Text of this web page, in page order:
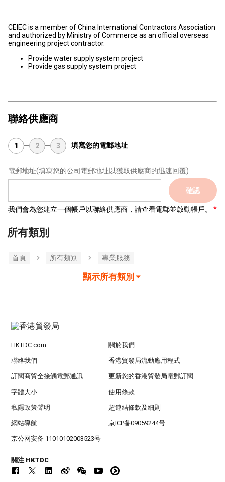
CEIEC is a member of China International Contractors Association
and authorized by Ministry of Commerce as an official overseas
engineering project contractor.
Provide water supply system project
Provide gas supply system project
聯絡供應商
1 2 3 填寫您的電郵地址
電郵地址(填寫您的公司電郵地址以獲取供應商的迅速回覆)
確認
我們會為您建立一個帳戶以聯絡供應商，請查看電郵並啟動帳戶。
所有類別
首頁 所有類別 專業服務
顯示所有類別
HKTDC.com 關於我們
聯絡我們 香港貿發局流動應用程式
訂閱商貿全接觸電郵通訊 更新您的香港貿發局電郵訂閱
字體大小 使用條款
私隱政策聲明 超連結條款及細則
網站導航 京ICP备09059244号
京公网安备 11010102003523号
關注 HKTDC